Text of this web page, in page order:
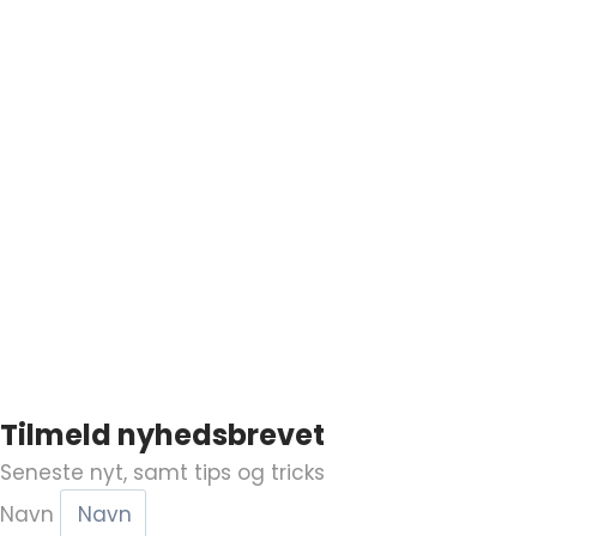
Tilmeld nyhedsbrevet
Seneste nyt, samt tips og tricks
Navn